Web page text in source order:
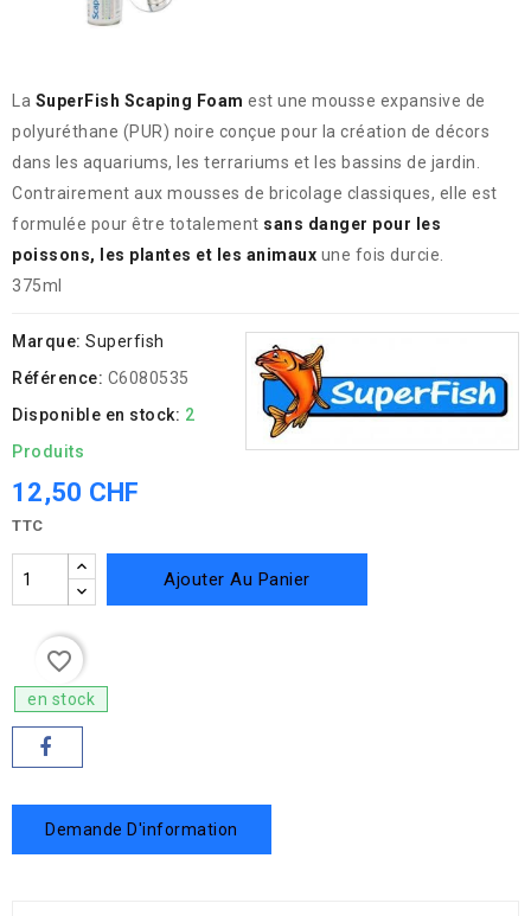
La SuperFish Scaping Foam est une mousse expansive de
polyuréthane (PUR) noire conçue pour la création de décors
dans les aquariums, les terrariums et les bassins de jardin.
Contrairement aux mousses de bricolage classiques, elle est
formulée pour être totalement sans danger pour les
poissons, les plantes et les animaux une fois durcie.
375ml
Marque: Superfish
Référence: C6080535
Disponible en stock: 2
Produits
12,50 CHF
TTC
Ajouter Au Panier
favorite_border
en stock
Demande D'information